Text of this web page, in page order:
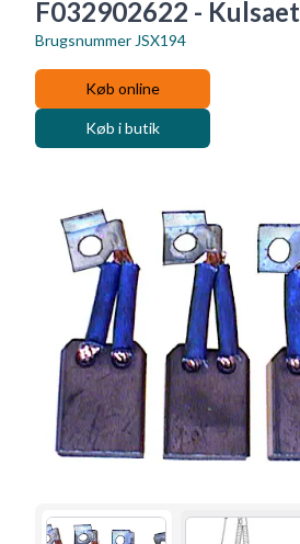
F032902622 - Kulsaet
Brugsnummer JSX194
Køb online
Køb i butik